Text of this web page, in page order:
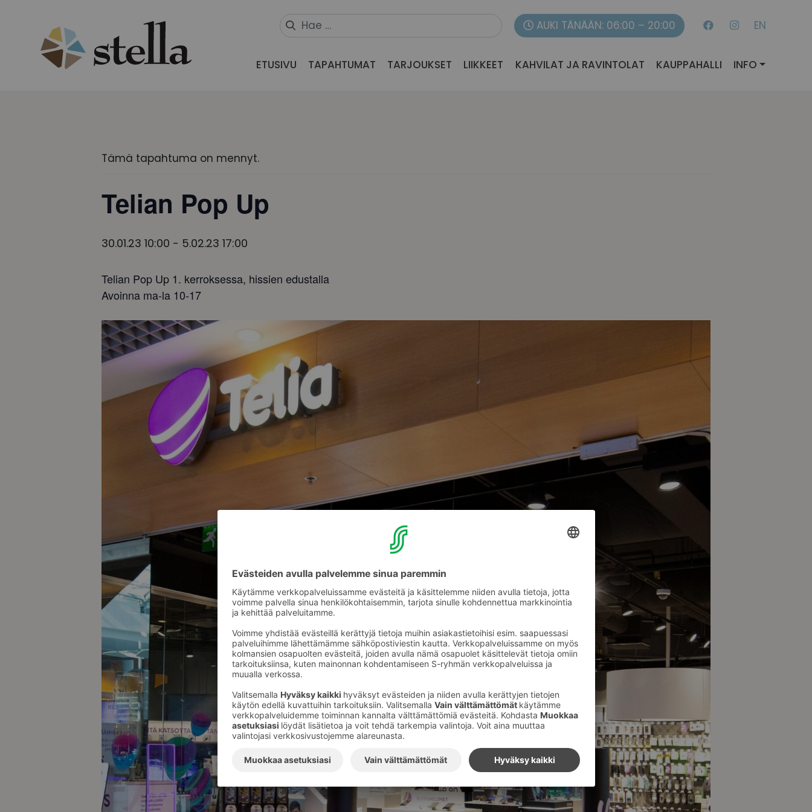
AUKI TÄNÄÄN: 06:00 – 20:00 EN
ETUSIVU TAPAHTUMAT TARJOUKSET LIIKKEET KAHVILAT JA RAVINTOLAT KAUPPAHALLI INFO
Tämä tapahtuma on mennyt.
Telian Pop Up
30.01.23 10:00 - 5.02.23 17:00
Telian Pop Up 1. kerroksessa, hissien edustalla
Avoinna ma-la 10-17